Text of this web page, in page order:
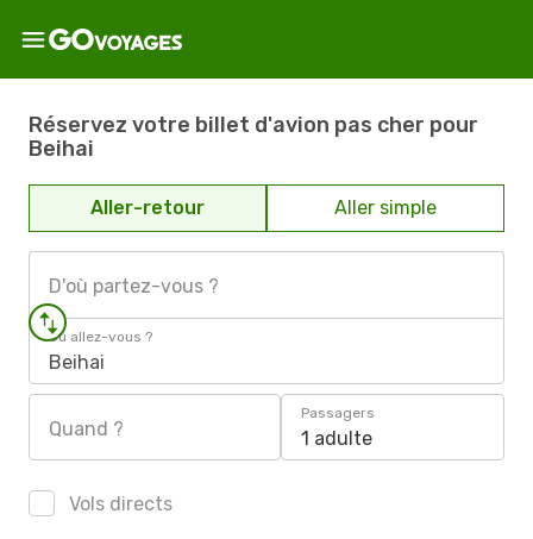
Réservez votre billet d'avion pas cher pour
Beihai
Aller-retour Aller simple
D'où partez-vous ?
Où allez-vous ?
Beihai
Quand ?
Passagers
1 adulte
Vols directs